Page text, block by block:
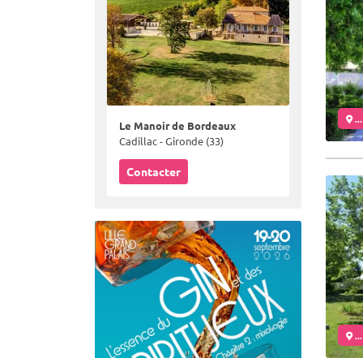
Le Manoir de Bordeaux
Cadillac - Gironde (33)
Contacter
...
...